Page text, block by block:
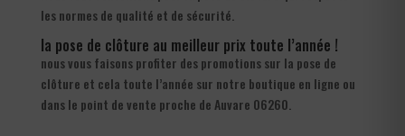
les normes de qualité et de sécurité.
la pose de clôture au meilleur prix toute l’année !
nous vous faisons profiter des promotions sur la pose de
clôture et cela toute l’année sur notre boutique en ligne ou
dans le point de vente proche de Auvare 06260.